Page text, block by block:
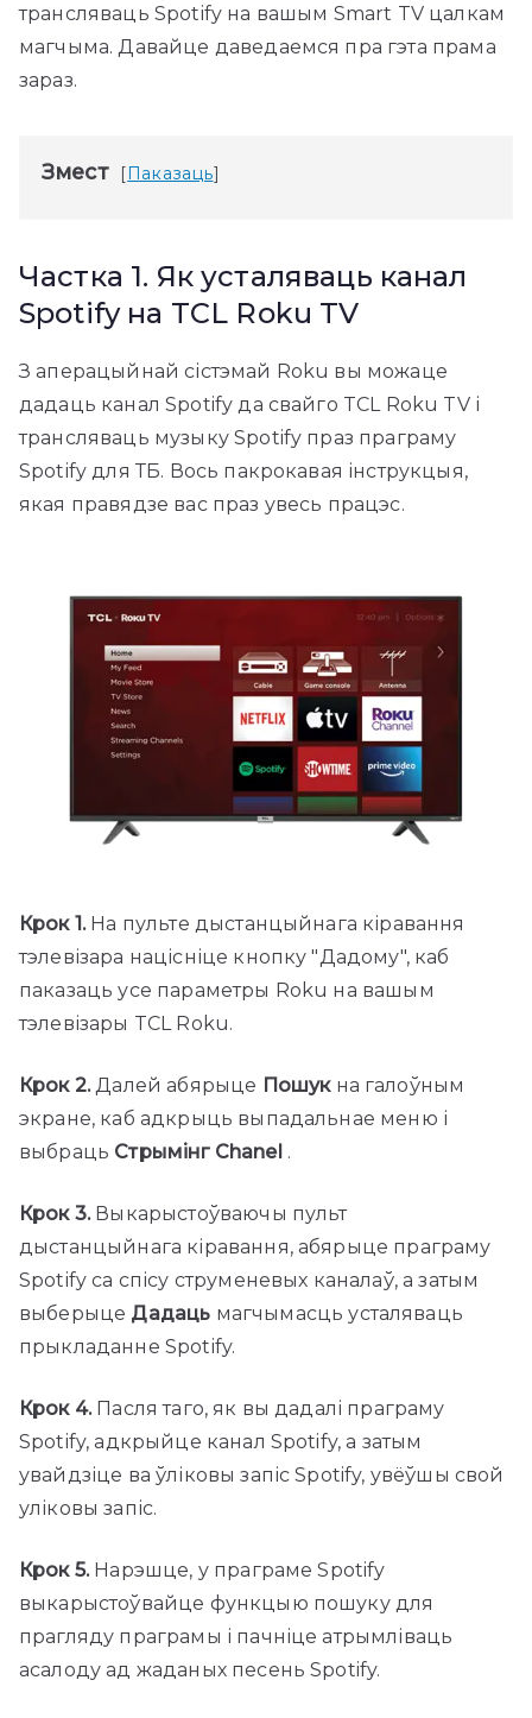
трансляваць Spotify на вашым Smart TV цалкам
магчыма. Давайце даведаемся пра гэта прама
зараз.
Змест Паказаць
Частка 1. Як усталяваць канал
Spotify на TCL Roku TV
З аперацыйнай сістэмай Roku вы можаце
дадаць канал Spotify да свайго TCL Roku TV і
трансляваць музыку Spotify праз праграму
Spotify для ТБ. Вось пакрокавая інструкцыя,
якая правядзе вас праз увесь працэс.
Крок 1.На пульте дыстанцыйнага кіравання
тэлевізара націсніце кнопку "Дадому", каб
паказаць усе параметры Roku на вашым
тэлевізары TCL Roku.
Крок 2.Далей абярыце Пошукна галоўным
экране, каб адкрыць выпадальнае меню і
выбраць Стрымінг Chanel .
Крок 3.Выкарыстоўваючы пульт
дыстанцыйнага кіравання, абярыце праграму
Spotify са спісу струменевых каналаў, а затым
выберыце Дадаць магчымасць усталяваць
прыкладанне Spotify.
Крок 4.Пасля таго, як вы дадалі праграму
Spotify, адкрыйце канал Spotify, а затым
увайдзіце ва ўліковы запіс Spotify, увёўшы свой
уліковы запіс.
Крок 5.Нарэшце, у праграме Spotify
выкарыстоўвайце функцыю пошуку для
прагляду праграмы і пачніце атрымліваць
асалоду ад жаданых песень Spotify.